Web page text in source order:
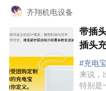
齐翔机电设备
带插
插头
些
#充电
来说，
特别是